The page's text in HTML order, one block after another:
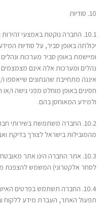
סודיות
10.1. החברה נוקטת באמצעי
יכולתה באופן סביר, על סודיות
ומיישמת באופן סביר מערכות
נהלים ומערכות אלה אינם מצמצמים
איננה מתחייבת שהנתונים שייאספו
חסינים באופן מוחלט מפני גישה ו/
ולמידע המאוחסן בהם.
10.2. החברה משתמשת בשירותי
מהמובילות בישראל לצורך בדיקת
לסחר אלקטרוני) המשמש להצפנת
10.4. החברה תשתמש בפרטים
תפעול האתר, העברת מידע ללקוח